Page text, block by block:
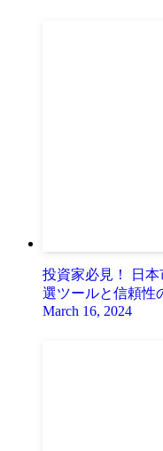
投資家必見！ 日
選ツールと信頼性
March 16, 2024